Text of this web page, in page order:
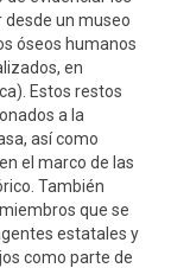
un museo
óseos humanos
en
Estos restos
a la
así como
el marco de las
También
que se
estatales y
como parte de